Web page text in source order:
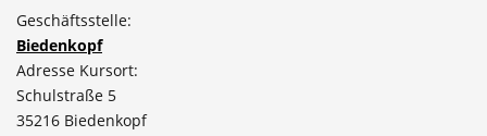
Geschäftsstelle:
Biedenkopf
Adresse Kursort:
Schulstraße 5
35216 Biedenkopf